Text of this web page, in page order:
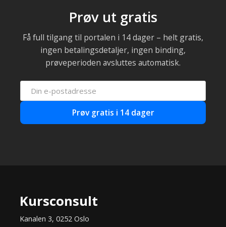
Prøv ut gratis
Få full tilgang til portalen i 14 dager – helt gratis,
ingen betalingsdetaljer, ingen binding,
prøveperioden avsluttes automatisk.
Prøv gratis i 14 dager
Kursconsult
Kanalen 3, 0252 Oslo